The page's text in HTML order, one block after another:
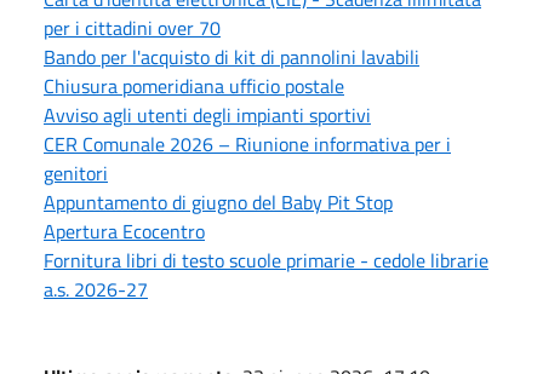
per i cittadini over 70
Bando per l'acquisto di kit di pannolini lavabili
Chiusura pomeridiana ufficio postale
Avviso agli utenti degli impianti sportivi
CER Comunale 2026 – Riunione informativa per i
genitori
Appuntamento di giugno del Baby Pit Stop
Apertura Ecocentro
Fornitura libri di testo scuole primarie - cedole librarie
a.s. 2026-27